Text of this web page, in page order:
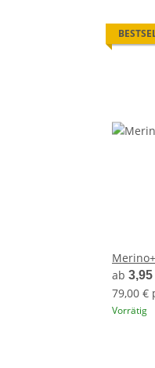
Merino+
ab 3,95
79,00 €
Vorrätig